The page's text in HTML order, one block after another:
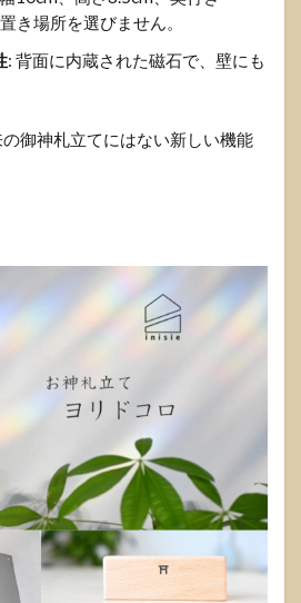
き場所を選びません。
: 背面に内蔵された磁石で、壁にも
の御神札立てにはない新しい機能